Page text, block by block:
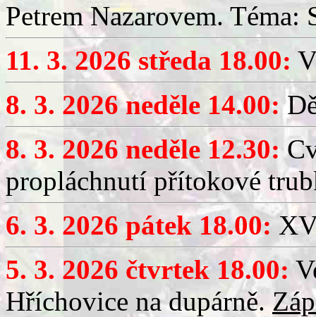
Petrem Nazarovem. Téma:
11. 3. 2026 středa 18.00:
8. 3. 2026 neděle 14.00:
8. 3. 2026 neděle 12.30:
propláchnutí přítokové
6. 3. 2026 pátek 18.00:
5. 3. 2026 čtvrtek 18.00:
Hříchovice na dupárně.